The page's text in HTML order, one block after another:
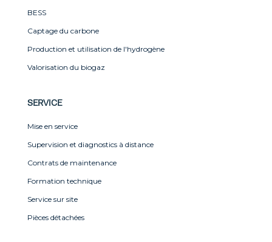
BESS
Captage du carbone
Production et utilisation de l'hydrogène
Valorisation du biogaz
SERVICE
Mise en service
Supervision et diagnostics à distance
Contrats de maintenance
Formation technique
Service sur site
Pièces détachées